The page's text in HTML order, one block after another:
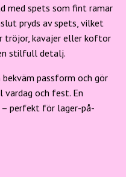
med spets som fint ramar
pryds av spets, vilket
tröjor, kavajer eller koftor
stilfull detalj.
passform och gör
och fest. En
perfekt för lager-på-